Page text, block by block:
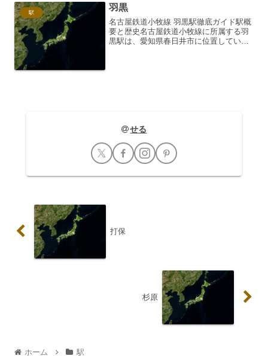
駅 羽黒
名古屋鉄道小牧線 羽黒駅徹底ガイド駅概
要と歴史名古屋鉄道小牧線に所属する羽
黒駅は、愛知県春日井市に位置していま
せる
打保
杉原
ホーム 駅